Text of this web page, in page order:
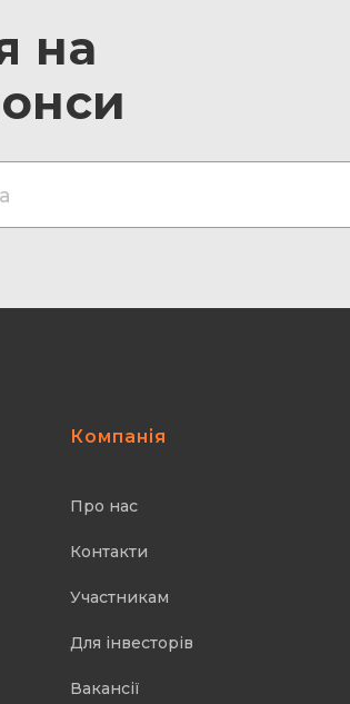
на
Компанія
Про нас
Контакти
Участникам
Для інвесторів
Вакансії